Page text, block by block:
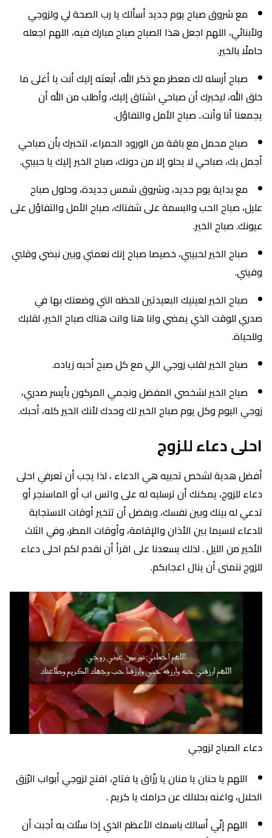
مع شروق صباح يوم جديد أسألك يا رب الصحة لي ولزوجي
ولأبنائي، اللهم اجعل هذا الصباح صباح مبارك فيه، اللهم اجعله
حاملًا بالخير.
صباح أرسله لك معطر مع ذكر الله، أبعثه إليك أنت يا أغلى ما
خلق الله، ليخبرك أن صباحي اشتاق إليك، وأطلب من الله أن
يجمعنا أنا وأنت.. صباح الأمل والتفاؤل.
صباح محمل مع باقة من الورود الحمراء، لتخبرك بأن صباحي
أجمل بك، صباحي لا يحلو إلا من دونك، صباح الخير إليك يا حبيبي.
مع بداية يوم جديد، وشروق شمس جديدة، وحلول صباح
عليل، صباح الحب والبسمة على شفتاك، صباح الأمل والتفاؤل على
عيونك. صباح الخير.
صباح الخير لحبيبي، خصيصا صباح إنك نعمتي وبين نبضي وقلبي
وفيني.
صباح الخير لعينيك البعيدتين للحظه التي وضعتك بها في
صدري للوقت الذي يمضي وانا هنا وانت هناك صباح الخير، لقلبك
وللحياة.
صباح الخير لقلب زوجي اللي مع كل صبح أحبه زياده.
صباح الخير لشخصي المفضل ونجمي المركون بأيسر صدري،
زوجي اليوم وكل يوم صباح الخير لك وحدك لأنك الخير كله، أحبك.
احلى دعاء للزوج
أفضل هدية لشخص تحبيه هي الدعاء ، لذا يجب أن تعرفي احلى
دعاء للزوج، يمكنك أن ترسليه له على واتس اب أو الماسنجر أو
تدعي له بينك وبين نفسك، ويفضل أن تتخير أوقات الاستجابة
للدعاء لاسيما بين الأذان والإقامة، وأوقات المطر، وفي الثلث
الأخير من الليل . لذلك يسعدنا على اقرأ أن نقدم لكم احلى دعاء
للزوج نتمنى أن ينال اعجابكم.
دعاء الصباح لزوجي
اللهم يا حنان يا منان يا رزّاق يا فتاح، افتح لزوجي أبواب الرّزق
الحلال، واغنه بحلالك عن حرامك يا كريم .
اللهم إنّي أسالك باسمك الأعظم الذي إذا سئلت به أجبت أن